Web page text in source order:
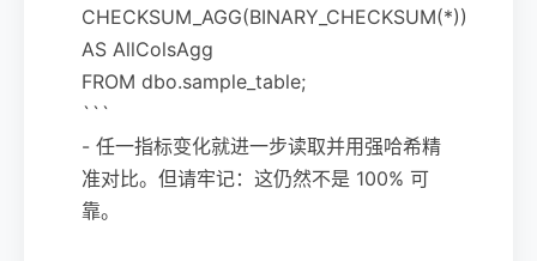
CHECKSUM_AGG(BINARY_CHECKSUM(*))
AS AllColsAgg
FROM dbo.sample_table;
```
- 任一指标变化就进一步读取并用强哈希精
准对比。但请牢记：这仍然不是 100% 可
靠。